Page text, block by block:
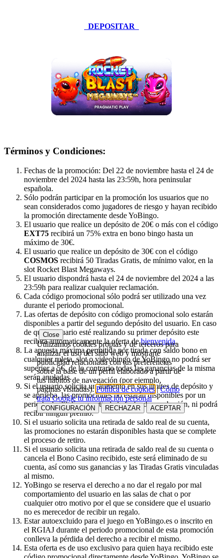
DEPOSITAR
Términos y Condiciones:
Fechas de la promoción: Del 22 de noviembre hasta el 24 de
noviembre del 2024 hasta las 23:59h, hora peninsular
española.
Sólo podrán participar en la promoción los usuarios que no
sean considerados como jugadores de riesgo y hayan recibido
la promoción directamente desde YoBingo.
El usuario que realice un depósito de 20€ o más con el código
EXT75 recibirá un 75% extra en bono bingo hasta un
máximo de 30€.
El usuario que realice un depósito de 30€ con el código
COSMOS recibirá 50 Tiradas Gratis, de mínimo valor, en la
slot Rocket Blast Megaways.
El usuario dispondrá hasta el 24 de noviembre del 2024 a las
23:59h para realizar cualquier reclamación.
Cada código promocional sólo podrá ser utilizado una vez
durante el periodo promocional.
Las ofertas de depósito con código promocional solo estarán
disponibles a partir del segundo depósito del usuario. En caso
de que el usuario esté realizando su primer depósito este
recibirá automaticamente la oferta debienvenida.
La apuesta máxima permitida por tirada con saldo bono en
cualquier ruleta, slot o videobingo de YoBingo no podrá ser
superior a 5€, de lo contrario todas las ganancias de la misma
serán anuladas.
Si el usuario solicita un aumento en sus límites de depósito y
se aprueba, las promociones no estarán disponibles por un
periodo de 30 días a partir de la fecha de aprobación, ni podrá
recibir ningún premio.
Si el usuario solicita una retirada de saldo real de su cuenta,
las promociones no estarán disponibles hasta que se complete
el proceso de retiro.
Si el usuario solicita una retirada de saldo real de su cuenta o
cancela el Bono Casino recibido, este será eliminado de su
cuenta, así como sus ganancias y las Tiradas Gratis vinculadas
al mismo.
YoBingo se reserva el derecho a no dar el regalo por mal
comportamiento del usuario en las salas de chat o por
cualquier otro motivo por el que se considere que el usuario
no es merecedor de recibir un regalo.
Estar autoexcluido para el juego en YoBingo.es o inscrito en
el RGIAJ durante el periodo promocional de esta promoción
conlleva la pérdida del derecho a recibir el mismo.
Esta oferta es de uso exclusivo para quien haya recibido este
Close
Utilizamos cookies propias y de terceros para
analizar el uso del sitio web y mostrarte
publicidad relacionada con tus preferencias
sobre la base de un perfil elaborado a partir de
tus hábitos de navegación (por ejemplo,
páginas visitadas).Política de cookies|Cómo
trata Google tu información personal
CONFIGURACIÓN RECHAZAR ACEPTAR